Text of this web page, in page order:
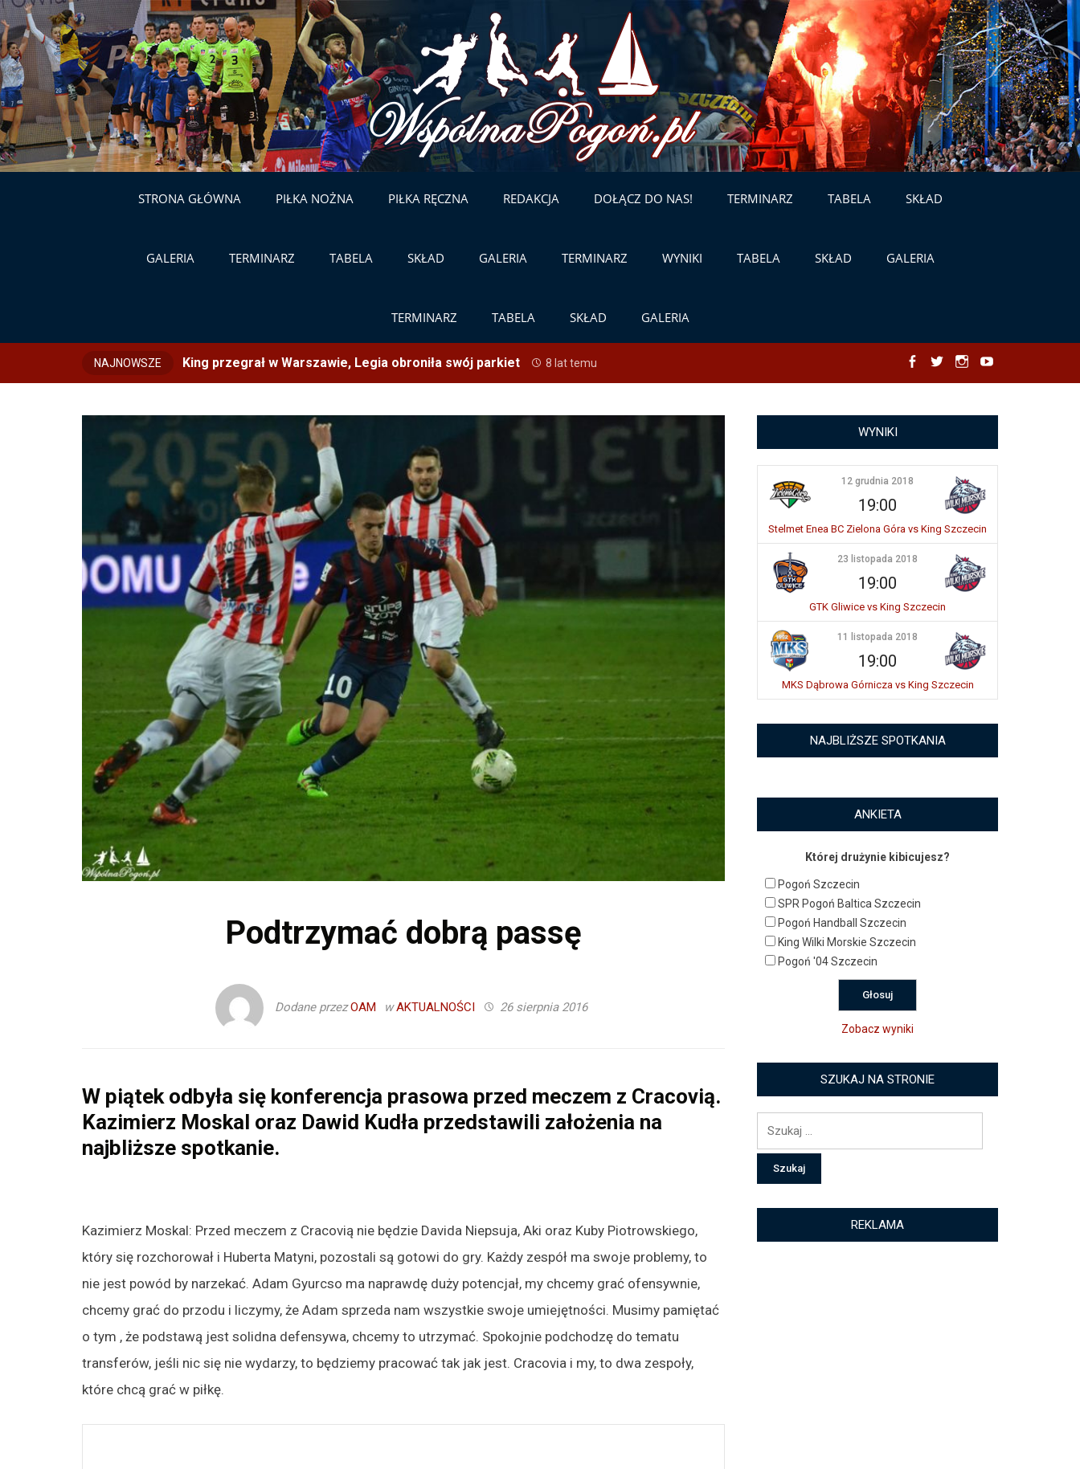
content
STRONA GŁÓWNA PIŁKA NOŻNA PIŁKA RĘCZNA REDAKCJA DOŁĄCZ DO NAS! TERMINARZ TABELA SKŁAD
GALERIA TERMINARZ TABELA SKŁAD GALERIA TERMINARZ WYNIKI TABELA SKŁAD GALERIA
TERMINARZ TABELA SKŁAD GALERIA
NAJNOWSZE King przegrał w Warszawie, Legia obroniła swój parkiet 8 lat temu
Podtrzymać dobrą passę
Dodane przezOAM wAKTUALNOŚCI 26 sierpnia 2016
W piątek odbyła się konferencja prasowa przed meczem z Cracovią.
Kazimierz Moskal oraz Dawid Kudła przedstawili założenia na
najbliższe spotkanie.
Kazimierz Moskal: Przed meczem z Cracovią nie będzie Davida Niepsuja, Aki oraz Kuby Piotrowskiego,
który się rozchorował i Huberta Matyni, pozostali są gotowi do gry. Każdy zespół ma swoje problemy, to
nie jest powód by narzekać. Adam Gyurcso ma naprawdę duży potencjał, my chcemy grać ofensywnie,
chcemy grać do przodu i liczymy, że Adam sprzeda nam wszystkie swoje umiejętności. Musimy pamiętać
o tym , że podstawą jest solidna defensywa, chcemy to utrzymać. Spokojnie podchodzę do tematu
transferów, jeśli nic się nie wydarzy, to będziemy pracować tak jak jest. Cracovia i my, to dwa zespoły,
które chcą grać w piłkę.
WYNIKI
12 grudnia 2018
19:00
Stelmet Enea BC Zielona Góra vs King Szczecin
23 listopada 2018
19:00
GTK Gliwice vs King Szczecin
11 listopada 2018
19:00
MKS Dąbrowa Górnicza vs King Szczecin
NAJBLIŻSZE SPOTKANIA
ANKIETA
Której drużynie kibicujesz?
Pogoń Szczecin
SPR Pogoń Baltica Szczecin
Pogoń Handball Szczecin
King Wilki Morskie Szczecin
Pogoń '04 Szczecin
Zobacz wyniki
SZUKAJ NA STRONIE
REKLAMA